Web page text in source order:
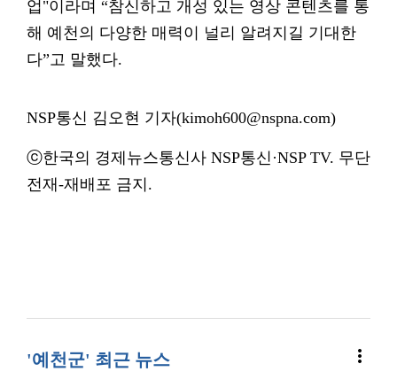
업"이라며 “참신하고 개성 있는 영상 콘텐츠를 통
해 예천의 다양한 매력이 널리 알려지길 기대한
다”고 말했다.
NSP통신 김오현 기자(kimoh600@nspna.com)
ⓒ한국의 경제뉴스통신사 NSP통신·NSP TV. 무단
전재-재배포 금지.
'예천군' 최근 뉴스 more_vert